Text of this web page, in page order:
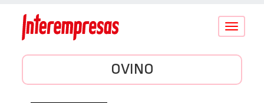
Conmutar
OVINO